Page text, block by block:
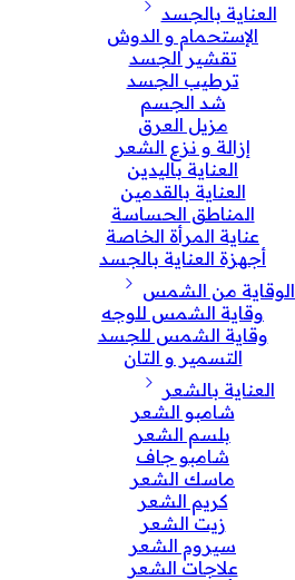
العناية بالجسد
الإستحمام و الدوش
تقشير الجسد
ترطيب الجسد
شد الجسم
مزيل العرق
إزالة و نزع الشعر
العناية باليدين
العناية بالقدمين
المناطق الحساسة
عناية المرأة الخاصة
أجهزة العناية بالجسد
الوقاية من الشمس
وقاية الشمس للوجه
وقاية الشمس للجسد
التسمير و التان
العناية بالشعر
شامبو الشعر
بلسم الشعر
شامبو جاف
ماسك الشعر
كريم الشعر
زيت الشعر
سيروم الشعر
علاجات الشعر